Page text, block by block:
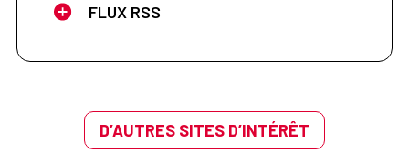
FLUX RSS
D’AUTRES SITES D’INTÉRÊT